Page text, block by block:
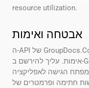
resource utilization.
אבטחה ואימות
ה-API של GroupDocs.Conversion Cloud מאובטח ודורש
אימות. עליך להירשם ב-GroupDocs Cloud ולקבל את מזהה
מפתח הגישה לאפליקציה (appSID) ומפתח הגישה הסודי של
חתימה ופרמטרים של